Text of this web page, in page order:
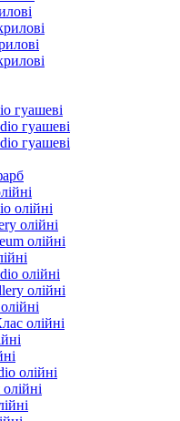
гуашеві
гуашеві
гуашеві
олійні
олійні
олійні
олійні
олійні
олійні
олійні